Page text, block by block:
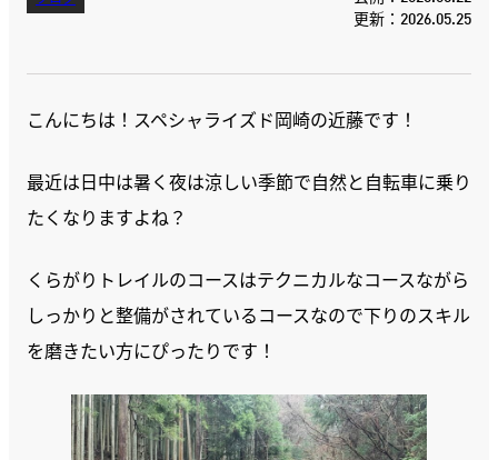
更新：2026.05.25
こんにちは！スペシャライズド岡崎の近藤です！
最近は日中は暑く夜は涼しい季節で自然と自転車に乗り
たくなりますよね？
くらがりトレイルのコースはテクニカルなコースながら
しっかりと整備がされているコースなので下りのスキル
を磨きたい方にぴったりです！